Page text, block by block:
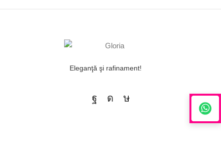
Eleganţă şi rafinament!